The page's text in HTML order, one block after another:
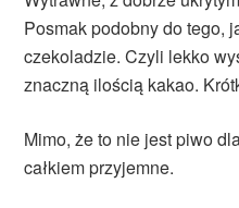
Posmak podobny do tego,
czekoladzie. Czyli lekko
znaczną ilością kakao.
Mimo, że to nie jest piwo
całkiem przyjemne.